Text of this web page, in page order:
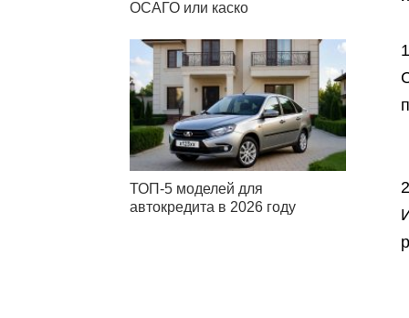
ОСАГО или каско
ТОП-5 моделей для
автокредита в 2026 году